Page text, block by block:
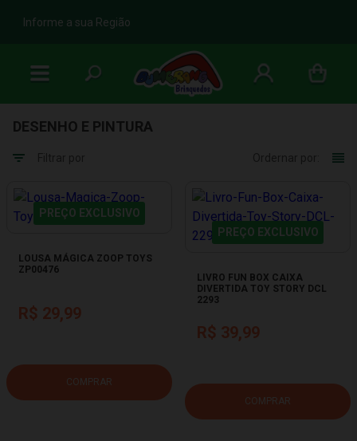
b
Informe a sua Região
DESENHO E PINTURA
PREÇO EXCLUSIVO
LOUSA MÁGICA ZOOP TOYS
ZP00476
R$ 29,99
COMPRAR
PREÇO EXCLUSIVO
LIVRO FUN BOX CAIXA
DIVERTIDA TOY STORY DCL
2293
R$ 39,99
COMPRAR